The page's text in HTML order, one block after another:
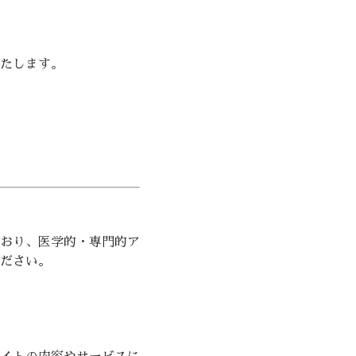
します。
り、医学的・専門的ア
さい。